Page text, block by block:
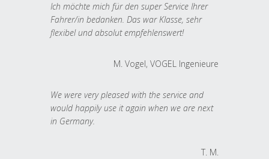
Ich möchte mich für den super Service Ihrer
Fahrer/in bedanken. Das war Klasse, sehr
flexibel und absolut empfehlenswert!
M. Vogel, VOGEL Ingenieure
We were very pleased with the service and
would happily use it again when we are next
in Germany.
T. M.